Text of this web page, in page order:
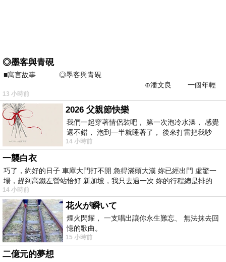
◎墨客與青硯
■寓言故事 ◎墨客與青硯
⊕潘文良 一個年輕
的墨客，在京城的古玩肆裡
13 小時前
2026 父親節快樂
我們一起穿著情侶裝吧， 第一次泡冷水澡， 感覺
還不錯， 泡到一半就睡著了， 後來打雷把我吵
醒， 手
14 小時前
一襲白衣
巧了，約好的日子 車庫大門打不開 急得滿頭大漢 妳已經出門 虛驚一
場，趕到高鐵左營站恰好 新加坡，我只去過一次 妳的行程總是排的
14 小時前
花火が瞬いて
煙火閃耀， 一支唱出讓你永生難忘、 無法抹去回
憶的歌曲。
15 小時前
二億元的夢想